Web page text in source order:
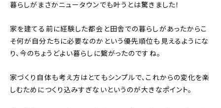
暮らしがまさかニュータウンでも叶うとは驚きました！
家を建てる前に経験した都会と田舎での暮らしがあったからこ
そ何が自分たちに必要なのかという優先順位も見えるようにな
り、今のちょうどよい暮らしに繋がったのですね。
家づくり自体も考え方はとてもシンプルで、これからの変化を楽
しむためにつくり込みすぎないというのが大きなポイント。